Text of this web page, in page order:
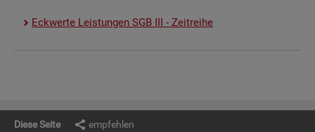
Eck­wer­te Leis­tun­gen SGB III - Zeit­rei­he
Diese Seite empfehlen